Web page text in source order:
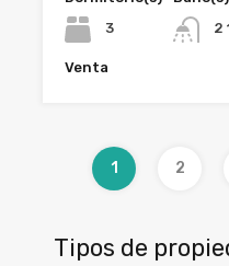
3
2
Venta
1 2
Tipos de